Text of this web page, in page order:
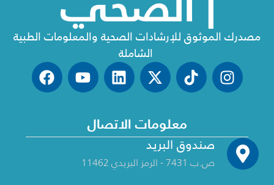
معلومات الاتصال
صندوق البريد
ص.ب 7431 - الرمز البريدي 11462
مصدرك الموثوق للإرشادات الصحية والمعلومات الطبية